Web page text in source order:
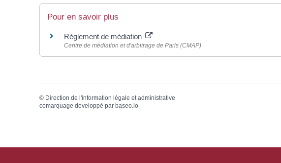
Pour en savoir plus
Règlement de médiation
Centre de médiation et d'arbitrage de Paris (CMAP)
© Direction de l'information légale et administrative
comarquage developpé par baseo.io